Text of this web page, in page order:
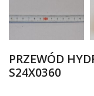
PRZEWÓD
S24X0360